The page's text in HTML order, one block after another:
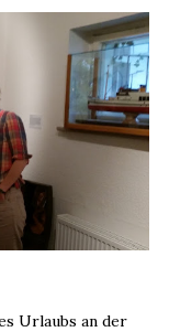
Urlaubs an der